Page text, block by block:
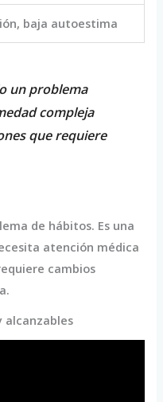
baja autoestima
un problema
compleja
que requiere
de hábitos. Es una
atención médica
cambios
alcanzables